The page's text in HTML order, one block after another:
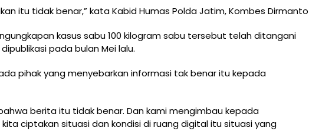
itu tidak benar,” kata Kabid Humas Polda Jatim, Kombes Dirmanto
kasus sabu 100 kilogram sabu tersebut telah ditangani
pada bulan Mei lalu.
pihak yang menyebarkan informasi tak benar itu kepada
berita itu tidak benar. Dan kami mengimbau kepada
ciptakan situasi dan kondisi di ruang digital itu situasi yang